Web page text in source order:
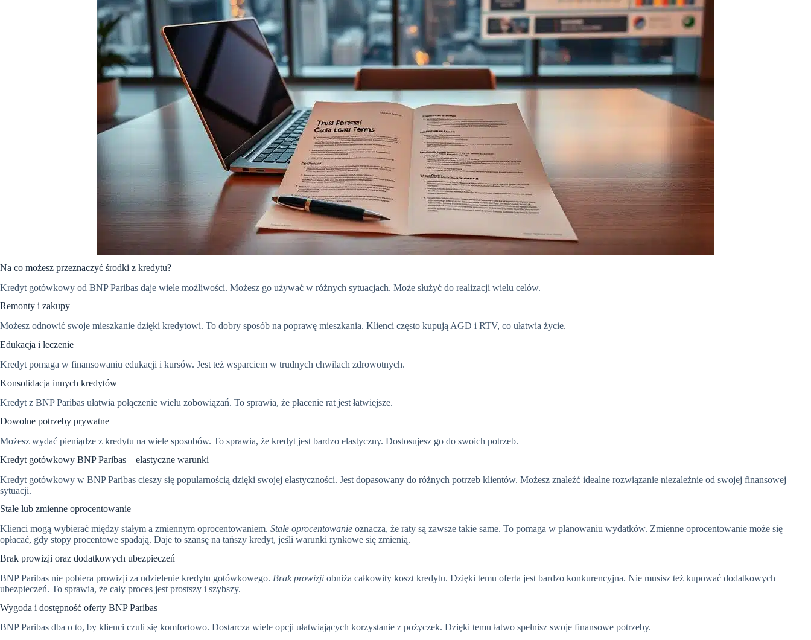
Na co możesz przeznaczyć środki z kredytu?
Kredyt gotówkowy od BNP Paribas daje wiele możliwości. Możesz go używać w różnych sytuacjach. Może służyć do realizacji wielu celów.
Remonty i zakupy
Możesz odnowić swoje mieszkanie dzięki kredytowi. To dobry sposób na poprawę mieszkania. Klienci często kupują AGD i RTV, co ułatwia życie.
Edukacja i leczenie
Kredyt pomaga w finansowaniu edukacji i kursów. Jest też wsparciem w trudnych chwilach zdrowotnych.
Konsolidacja innych kredytów
Kredyt z BNP Paribas ułatwia połączenie wielu zobowiązań. To sprawia, że płacenie rat jest łatwiejsze.
Dowolne potrzeby prywatne
Możesz wydać pieniądze z kredytu na wiele sposobów. To sprawia, że kredyt jest bardzo elastyczny. Dostosujesz go do swoich potrzeb.
Kredyt gotówkowy BNP Paribas – elastyczne warunki
Kredyt gotówkowy w BNP Paribas cieszy się popularnością dzięki swojej elastyczności. Jest dopasowany do różnych potrzeb klientów. Możesz znaleźć idealne rozwiązanie niezależnie od swojej finansowej
sytuacji.
Stałe lub zmienne oprocentowanie
Klienci mogą wybierać między stałym a zmiennym oprocentowaniem. Stałe oprocentowanie oznacza, że raty są zawsze takie same. To pomaga w planowaniu wydatków. Zmienne oprocentowanie może się
opłacać, gdy stopy procentowe spadają. Daje to szansę na tańszy kredyt, jeśli warunki rynkowe się zmienią.
Brak prowizji oraz dodatkowych ubezpieczeń
BNP Paribas nie pobiera prowizji za udzielenie kredytu gotówkowego. Brak prowizji obniża całkowity koszt kredytu. Dzięki temu oferta jest bardzo konkurencyjna. Nie musisz też kupować dodatkowych
ubezpieczeń. To sprawia, że cały proces jest prostszy i szybszy.
Wygoda i dostępność oferty BNP Paribas
BNP Paribas dba o to, by klienci czuli się komfortowo. Dostarcza wiele opcji ułatwiających korzystanie z pożyczek. Dzięki temu łatwo spełnisz swoje finansowe potrzeby.